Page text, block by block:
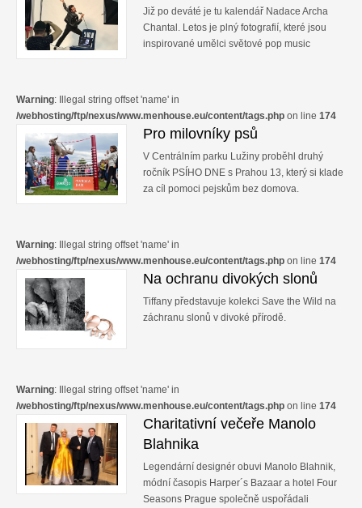
Již po deváté je tu kalendář Nadace Archa
Chantal. Letos je plný fotografií, které jsou
inspirované umělci světové pop music
Warning: Illegal string offset 'name' in
/webhosting/ftp/nexus/www.menhouse.eu/content/tags.php on line 174
Pro milovníky psů
V Centrálním parku Lužiny proběhl druhý
ročník PSÍHO DNE s Prahou 13, který si klade
za cíl pomoci pejskům bez domova.
Warning: Illegal string offset 'name' in
/webhosting/ftp/nexus/www.menhouse.eu/content/tags.php on line 174
Na ochranu divokých slonů
Tiffany představuje kolekci Save the Wild na
záchranu slonů v divoké přírodě.
Warning: Illegal string offset 'name' in
/webhosting/ftp/nexus/www.menhouse.eu/content/tags.php on line 174
Charitativní večeře Manolo
Blahnika
Legendární designér obuvi Manolo Blahnik,
módní časopis Harper´s Bazaar a hotel Four
Seasons Prague společně uspořádali